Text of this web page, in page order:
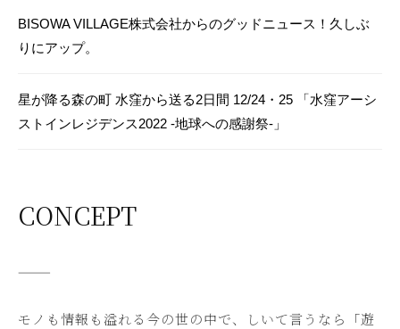
BISOWA VILLAGE株式会社からのグッドニュース！久しぶ
りにアップ。
星が降る森の町 水窪から送る2日間 12/24・25 「水窪アーシ
ストインレジデンス2022 -地球への感謝祭-」
CONCEPT
———
モノも情報も溢れる今の世の中で、しいて言うなら「遊